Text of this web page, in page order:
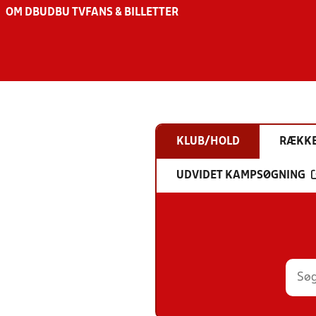
OM DBU DBU TV FANS & BILLETTER
KLUB/HOLD
UDVIDET KAMPSØGNING